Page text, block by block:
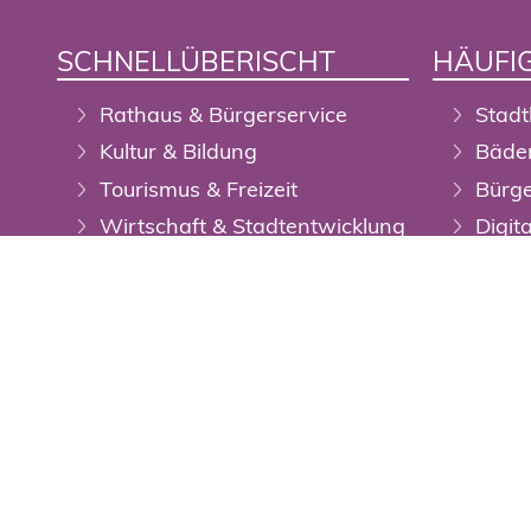
SCHNELLÜBERISCHT
Rathaus & Bürgerservice
Kultur & Bildung
Tourismus & Freizeit
Wirtschaft & Stadtentwicklung